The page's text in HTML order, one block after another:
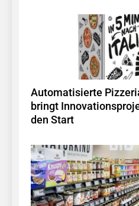
Automatisierte
bringt
den Start